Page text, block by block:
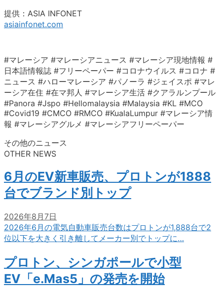
提供：ASIA INFONET
asiainfonet.com
#マレーシア #マレーシアニュース #マレーシア現地情報 #
日本語情報誌 #フリーペーパー #コロナウイルス #コロナ #
ニュース #ハローマレーシア #パノーラ #ジェイスポ #マレ
ーシア在住 #在マ邦人 #マレーシア生活 #クアラルンプール
#Panora #Jspo #Hellomalaysia #Malaysia #KL #MCO
#Covid19 #CMCO #RMCO #KualaLumpur #マレーシア情
報 #マレーシアグルメ #マレーシアフリーペーパー
その他のニュース
OTHER NEWS
6月のEV新車販売、プロトンが1888
台でブランド別トップ
2026年8月7日
2026年6月の電気自動車販売台数はプロトンが1,888台で2
位以下を大きく引き離してメーカー別でトップに…
プロトン、シンガポールで小型
EV「e.Mas5」の発売を開始